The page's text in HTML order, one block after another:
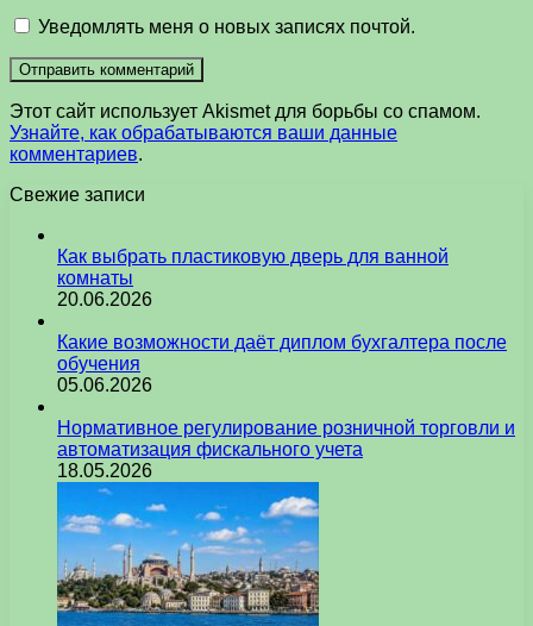
Уведомлять меня о новых записях почтой.
Этот сайт использует Akismet для борьбы со спамом.
Узнайте, как обрабатываются ваши данные
комментариев.
Свежие записи
Как выбрать пластиковую дверь для ванной
комнаты
20.06.2026
Какие возможности даёт диплом бухгалтера после
обучения
05.06.2026
Нормативное регулирование розничной торговли и
автоматизация фискального учета
18.05.2026